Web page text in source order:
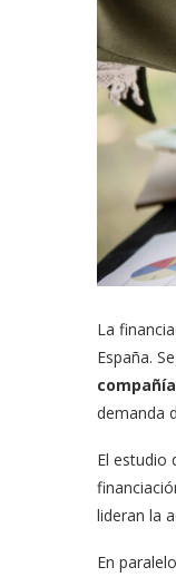
La
España.
demanda
El estudio
lideran la
En